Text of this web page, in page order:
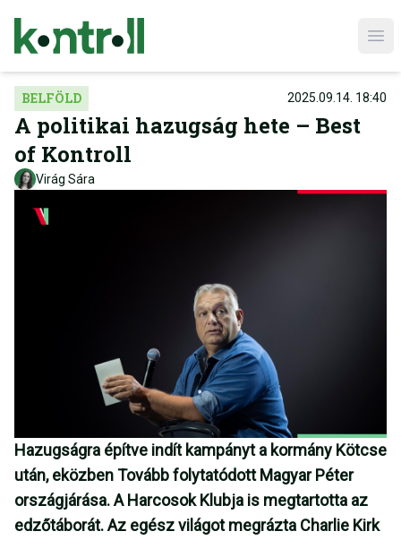
BELFÖLD 2025.09.14. 18:40
A politikai hazugság hete – Best
of Kontroll
Virág Sára
Hazugságra építve indít kampányt a kormány Kötcse
után, eközben Tovább folytatódott Magyar Péter
országjárása. A Harcosok Klubja is megtartotta az
edzőtáborát. Az egész világot megrázta Charlie Kirk